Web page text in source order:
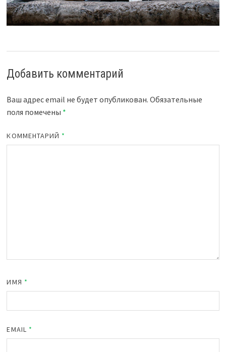
Добавить комментарий
Ваш адрес email не будет опубликован. Обязательные
поля помечены *
КОММЕНТАРИЙ *
ИМЯ *
EMAIL *